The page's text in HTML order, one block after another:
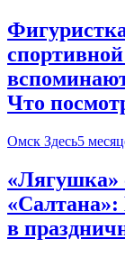
Что
Омск Здесь5
«Лягушка»
«Салтана»:
в